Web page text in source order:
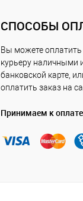
СПОСОБЫ
Вы можете оплатить
курьеру наличными
банковской карте,
оплатить заказ на
Принимаем к оплате